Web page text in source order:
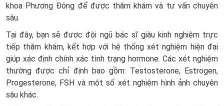
khoa Phương Đông để được thăm khám và tư vấn chuyên
sâu.
Tại đây, bạn sẽ được đội ngũ bác sĩ giàu kinh nghiệm trực
tiếp thăm khám, kết hợp với hệ thống xét nghiệm hiện đại
giúp xác định chính xác tình trạng hormone. Các xét nghiệm
thường được chỉ định bao gồm: Testosterone, Estrogen,
Progesterone, FSH và một số xét nghiệm hình ảnh chuyên
sâu khác.